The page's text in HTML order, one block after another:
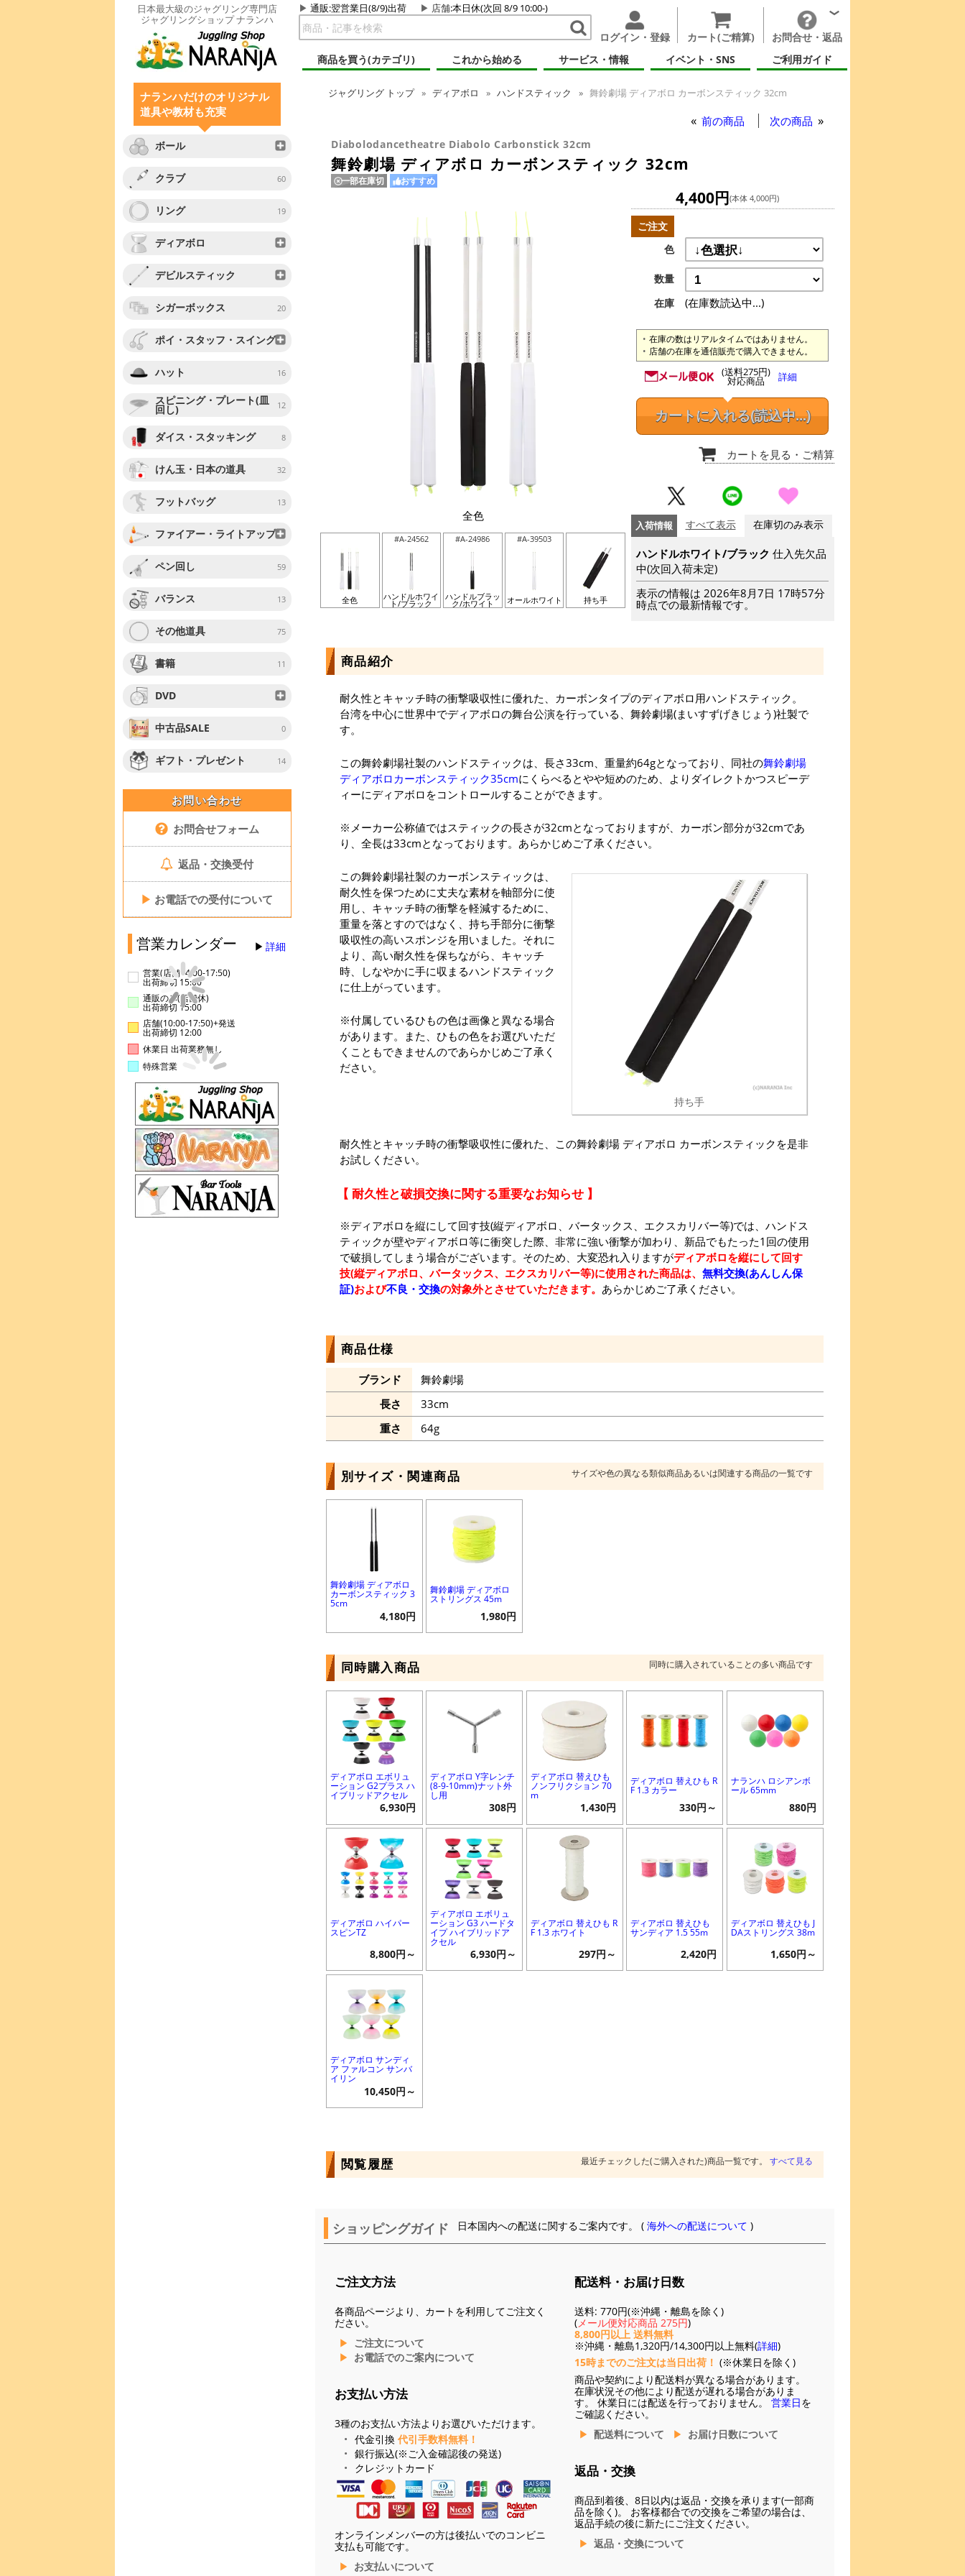
日本最大級のジャグリング専門店
ジャグリングショップ ナランハ
通販:翌営業日(8/9)出荷 店舗:本日休(次回 8/9 10:00-)
ログイン・登録 カート(ご精算)
お問合せ・返品
商品を買う(カテゴリ)
これから始める サービス・情報 イベント・SNS ご利用ガイド
ナランハだけのオリジナル
道具や教材も充実
ボール
クラブ 60
リング 19
ディアボロ
デビルスティック
シガーボックス 20
ポイ・スタッフ・スイング
ハット 16
スピニング・プレート(皿
回し) 12
ダイス・スタッキング 8
けん玉・日本の道具 32
フットバッグ 13
ファイアー・ライトアップ
ペン回し 59
バランス 13
その他道具 75
書籍 11
DVD
中古品SALE 0
ギフト・プレゼント 14
お問い合わせ
お問合せフォーム
返品・交換受付
▶ お電話での受付について
営業カレンダー 詳細
営業(店舗14:00-17:50)
出荷締切 15:00
通販のみ(店舗休)
出荷締切 15:00
店舗(10:00-17:50)+発送
出荷締切 12:00
休業日 出荷業務無し
特殊営業
ジャグリング トップ ディアボロ ハンドスティック 舞鈴劇場 ディアボロ カーボンスティック 32cm
前の商品 次の商品
Diabolodancetheatre Diabolo Carbonstick 32cm
舞鈴劇場 ディアボロ カーボンスティック 32cm
一部在庫切 おすすめ
全色
全色
#A-24562
ハンドルホワイ
ト/ブラック
#A-24986
ハンドルブラッ
ク/ホワイト
#A-39503
オールホワイト 持ち手
4,400円(本体 4,000円)
ご注文
色
数量
在庫
(在庫数読込中...)
在庫の数はリアルタイムではありません。
店舗の在庫を通信販売で購入できません。
(送料275円)
対応商品 詳細
カートに入れる(読込中...)
カートを見る ・ご精算
入荷情報 すべて表示 在庫切のみ表示
ハンドルホワイト/ブラック 仕入先欠品
中(次回入荷未定)
表示の情報は 2026年8月7日 17時57分
時点での最新情報です。
商品紹介
耐久性とキャッチ時の衝撃吸収性に優れた、カーボンタイプのディアボロ用ハンドスティック。
台湾を中心に世界中でディアボロの舞台公演を行っている、舞鈴劇場(まいすずげきじょう)社製で
す。
この舞鈴劇場社製のハンドスティックは、長さ33cm、重量約64gとなっており、同社の舞鈴劇場
ディアボロカーボンスティック35cmにくらべるとやや短めのため、よりダイレクトかつスピーデ
ィーにディアボロをコントロールすることができます。
※メーカー公称値ではスティックの長さが32cmとなっておりますが、カーボン部分が32cmであ
り、全長は33cmとなっております。あらかじめご了承ください。
持ち手
この舞鈴劇場社製のカーボンスティックは、
耐久性を保つために丈夫な素材を軸部分に使
用し、キャッチ時の衝撃を軽減するために、
重量を落とすのではなく、持ち手部分に衝撃
吸収性の高いスポンジを用いました。それに
より、高い耐久性を保ちながら、キャッチ
時、しなやかに手に収まるハンドスティック
に仕上がっています。
※付属しているひもの色は画像と異なる場合
があります。また、ひもの色をお選びいただ
くこともできませんのであらかじめご了承く
ださい。
耐久性とキャッチ時の衝撃吸収性に優れた、この舞鈴劇場 ディアボロ カーボンスティックを是非
お試しください。
【 耐久性と破損交換に関する重要なお知らせ 】
※ディアボロを縦にして回す技(縦ディアボロ、バータックス、エクスカリバー等)では、ハンドス
ティックが壁やディアボロ等に衝突した際、非常に強い衝撃が加わり、新品でもたった1回の使用
で破損してしまう場合がございます。そのため、大変恐れ入りますがディアボロを縦にして回す
技(縦ディアボロ、バータックス、エクスカリバー等)に使用された商品は、 無料交換(あんしん保
証)および不良・交換の対象外とさせていただきます。 あらかじめご了承ください。
商品仕様
ブランド
舞鈴劇場
長さ
33cm
重さ
64g
別サイズ・関連商品 サイズや色の異なる類似商品あるいは関連する商品の一覧です
舞鈴劇場 ディアボロ
カーボンスティック 3
5cm
4,180円
舞鈴劇場 ディアボロ
ストリングス 45m
1,980円
同時購入商品 同時に購入されていることの多い商品です
ディアボロ エボリュ
ーション G2プラス ハ
イブリッドアクセル
6,930円
ディアボロ Y字レンチ
(8-9-10mm)ナット外
し用
308円
ディアボロ 替えひも
ノンフリクション 70
m
1,430円
ディアボロ 替えひも R
F 1.3 カラー
330円～
ナランハ ロシアンボ
ール 65mm
880円
ディアボロ ハイパー
スピンTZ
8,800円～
ディアボロ エボリュ
ーション G3 ハードタ
イプ ハイブリッドア
クセル
6,930円～
ディアボロ 替えひも R
F 1.3 ホワイト
297円～
ディアボロ 替えひも
サンディア 1.5 55m
2,420円
ディアボロ 替えひも J
DAストリングス 38m
1,650円～
ディアボロ サンディ
ア ファルコン サンバ
イリン
10,450円～
閲覧履歴 最近チェックした(ご購入された)商品一覧です。 すべて見る
ショッピングガイド 日本国内への配送に関するご案内です。 (海外への配送について )
ご注文方法
各商品ページより、カートを利用してご注文く
ださい。
ご注文について
お電話でのご案内について
お支払い方法
3種のお支払い方法よりお選びいただけます。
代金引換 代引手数料無料！
銀行振込(※ご入金確認後の発送)
クレジットカード
オンラインメンバーの方は後払いでのコンビニ
支払も可能です。
お支払いについて
配送料・お届け日数
送料: 770円(※沖縄・離島を除く)
(メール便対応商品 275円)
8,800円以上 送料無料
※沖縄・離島1,320円/14,300円以上無料(詳細)
15時までのご注文は当日出荷！ (※休業日を除く)
商品や契約により配送料が異なる場合があります。
在庫状況その他により配送が遅れる場合がありま
す。 休業日には配送を行っておりません。 営業日を
ご確認ください。
配送料について
お届け日数について
返品・交換
商品到着後、8日以内は返品・交換を承ります(一部商
品を除く)。 お客様都合での交換をご希望の場合は、
返品手続の後に新たにご注文ください。
返品・交換について